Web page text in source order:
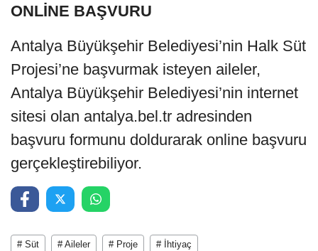
ONLİNE BAŞVURU
Antalya Büyükşehir Belediyesi’nin Halk Süt
Projesi’ne başvurmak isteyen aileler,
Antalya Büyükşehir Belediyesi’nin internet
sitesi olan antalya.bel.tr adresinden
başvuru formunu doldurarak online başvuru
gerçekleştirebiliyor.
# Süt # Aileler # Proje # İhtiyaç